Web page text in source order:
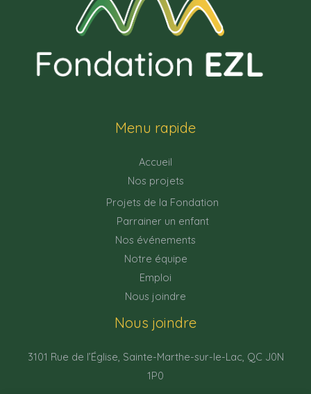
Menu rapide
Accueil
Nos projets
Projets de la Fondation
Parrainer un enfant
Nos événements
Notre équipe
Emploi
Nous joindre
Nous joindre
3101 Rue de l’Église, Sainte-Marthe-sur-le-Lac, QC J0N
1P0